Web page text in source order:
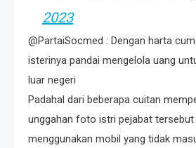
2023
@PartaiSocmed : Dengan harta
isterinya pandai mengelola uang
luar negeri
Padahal dari beberapa cuitan
unggahan foto istri pejabat tersebut
menggunakan mobil yang tidak